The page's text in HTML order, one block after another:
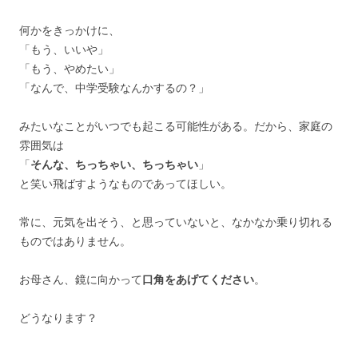
何かをきっかけに、
「もう、いいや」
「もう、やめたい」
「なんで、中学受験なんかするの？」
みたいなことがいつでも起こる可能性がある。だから、家庭の
雰囲気は
「そんな、ちっちゃい、ちっちゃい 」
と笑い飛ばすようなものであってほしい。
常に、元気を出そう、と思っていないと、なかなか乗り切れる
ものではありません。
お母さん、鏡に向かって口角をあげてください。
どうなります？